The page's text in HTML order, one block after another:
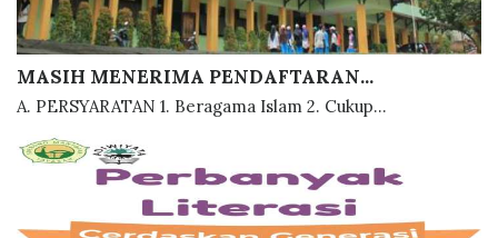
MASIH MENERIMA PENDAFTARAN...
A. PERSYARATAN 1. Beragama Islam 2. Cukup...